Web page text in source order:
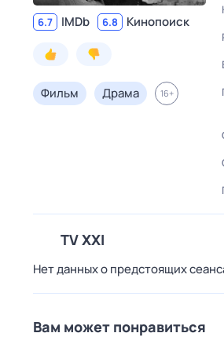
6.7 IMDb 6.8 Кинопоиск
Фильм Драма 16+
TV XXI
Нет данных о предстоящих
Вам может понравиться